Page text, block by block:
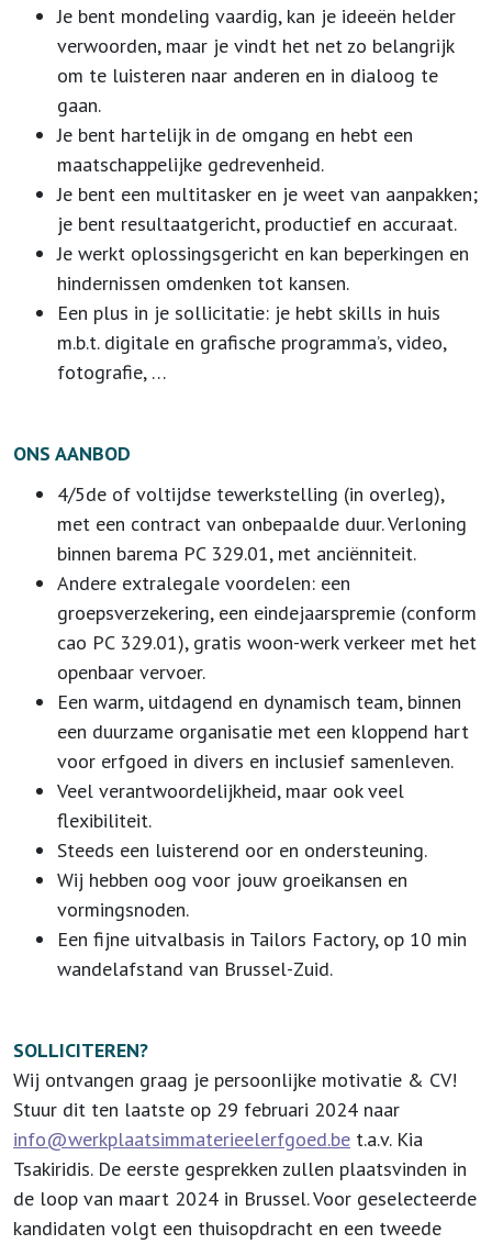
Je bent mondeling vaardig, kan je ideeën helder
verwoorden, maar je vindt het net zo belangrijk
om te luisteren naar anderen en in dialoog te
gaan.
Je bent hartelijk in de omgang en hebt een
maatschappelijke gedrevenheid.
Je bent een multitasker en je weet van aanpakken;
je bent resultaatgericht, productief en accuraat.
Je werkt oplossingsgericht en kan beperkingen en
hindernissen omdenken tot kansen.
Een plus in je sollicitatie: je hebt skills in huis
m.b.t. digitale en grafische programma’s, video,
fotografie, …
ONS AANBOD
4/5de of voltijdse tewerkstelling (in overleg),
met een contract van onbepaalde duur. Verloning
binnen barema PC 329.01, met anciënniteit.
Andere extralegale voordelen: een
groepsverzekering, een eindejaarspremie (conform
cao PC 329.01), gratis woon-werk verkeer met het
openbaar vervoer.
Een warm, uitdagend en dynamisch team, binnen
een duurzame organisatie met een kloppend hart
voor erfgoed in divers en inclusief samenleven.
Veel verantwoordelijkheid, maar ook veel
flexibiliteit.
Steeds een luisterend oor en ondersteuning.
Wij hebben oog voor jouw groeikansen en
vormingsnoden.
Een fijne uitvalbasis in Tailors Factory, op 10 min
wandelafstand van Brussel-Zuid.
SOLLICITEREN?
Wij ontvangen graag je persoonlijke motivatie & CV!
Stuur dit ten laatste op 29 februari 2024 naar
info@werkplaatsimmaterieelerfgoed.be t.a.v. Kia
Tsakiridis. De eerste gesprekken zullen plaatsvinden in
de loop van maart 2024 in Brussel. Voor geselecteerde
kandidaten volgt een thuisopdracht en een tweede